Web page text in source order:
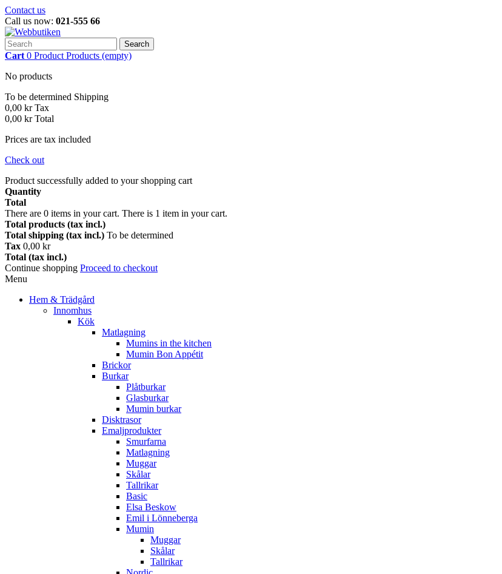
Contact us
Call us now: 021-555 66
Search
Cart 0 Product Products (empty)
No products
To be determined Shipping
0,00 kr Tax
0,00 kr Total
Prices are tax included
Check out
Product successfully added to your shopping cart
Quantity
Total
There are 0 items in your cart. There is 1 item in your cart.
Total products (tax incl.)
Total shipping (tax incl.) To be determined
Tax 0,00 kr
Total (tax incl.)
Continue shopping Proceed to checkout
Menu
Hem & Trädgård
Innomhus
Kök
Matlagning
Mumins in the kitchen
Mumin Bon Appétit
Brickor
Burkar
Plåtburkar
Glasburkar
Mumin burkar
Disktrasor
Emaljprodukter
Smurfarna
Matlagning
Muggar
Skålar
Tallrikar
Basic
Elsa Beskow
Emil i Lönneberga
Mumin
Muggar
Skålar
Tallrikar